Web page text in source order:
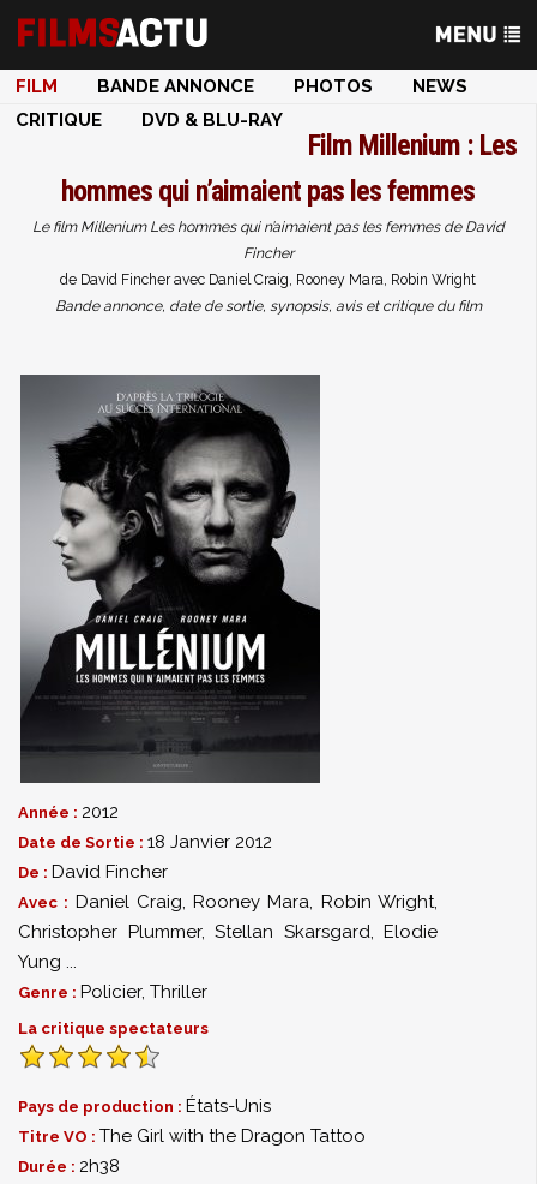
FILM BANDE ANNONCE PHOTOS
NEWS
CRITIQUE
DVD & BLU-RAY
Film Millenium : Les
hommes qui n’aimaient pas les femmes
Le film Millenium Les hommes qui n’aimaient pas les femmes de David
Fincher
de David Fincher avec Daniel Craig, Rooney Mara, Robin Wright
Bande annonce, date de sortie, synopsis, avis et critique du film
Année : 2012
Date de Sortie : 18 Janvier 2012
De : David Fincher
Avec : Daniel Craig,Rooney Mara, Robin Wright,
Christopher Plummer, Stellan Skarsgard, Elodie
Yung ...
Genre : Policier, Thriller
La critique spectateurs
Pays de production : États-Unis
Titre VO : The Girl with the Dragon Tattoo
Durée : 2h38